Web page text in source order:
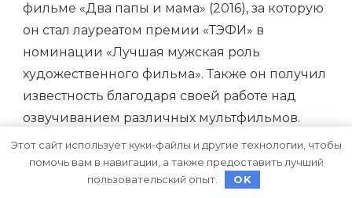
фильме «Два папы и мама» (2016), за которую
он стал лауреатом премии «ТЭФИ» в
номинации «Лучшая мужская роль
художественного фильма». Также он получил
известность благодаря своей работе над
озвучиванием различных мультфильмов.
Кто такой Иван Семенович
Козловский?
Этот сайт использует куки-файлы и другие технологии, чтобы
помочь вам в навигации, а также предоставить лучший
пользовательский опыт.
OK